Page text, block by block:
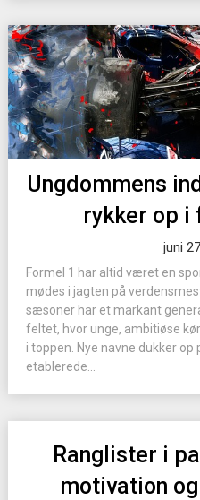
Ungdommens
rykker op i
juni
Formel 1 har altid været en
mødes i jagten på
sæsoner har et markant
feltet, hvor unge, ambitiøse
i toppen. Nye navne dukker
etablerede...
Ranglister i
motivation